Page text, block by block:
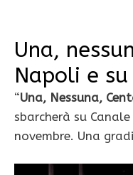
Una,
Napoli e
“Una, Nessuna,
sbarcherà su
novembre. Una